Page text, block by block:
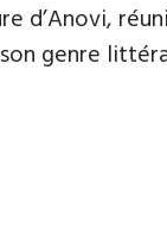
d’Anovi,
genre